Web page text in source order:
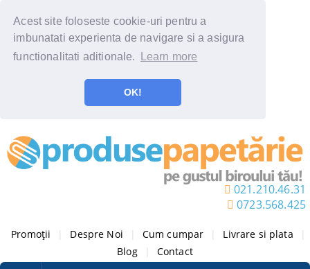
Acest site foloseste cookie-uri pentru a
imbunatati experienta de navigare si a asigura
functionalitati aditionale.
Learn more
OK!
021.210.46.31
0723.568.425
Promoții Despre Noi Cum cumpar Livrare si plata
Blog
Contact